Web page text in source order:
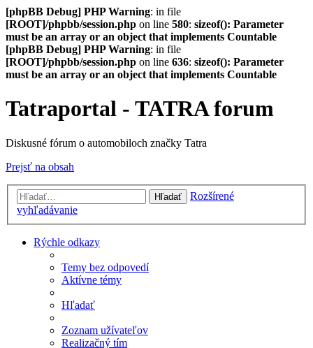
[phpBB Debug] PHP Warning: in file
[ROOT]/phpbb/session.php on line 580: sizeof(): Parameter
must be an array or an object that implements Countable
[phpBB Debug] PHP Warning: in file
[ROOT]/phpbb/session.php on line 636: sizeof(): Parameter
must be an array or an object that implements Countable
Tatraportal - TATRA forum
Diskusné fórum o automobiloch značky Tatra
Prejsť na obsah
Hľadať
Rozšírené
vyhľadávanie
Rýchle odkazy
Temy bez odpovedí
Aktívne témy
Hľadať
Zoznam užívateľov
Realizačný tím